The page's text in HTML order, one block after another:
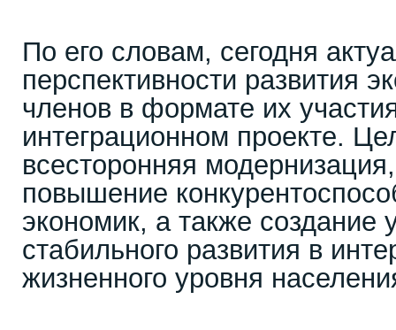
По его словам, сегодня
перспективности развития
членов в формате их
интеграционном проекте.
всесторонняя
повышение
экономик, а также создание
стабильного развития в
жизненного уровня